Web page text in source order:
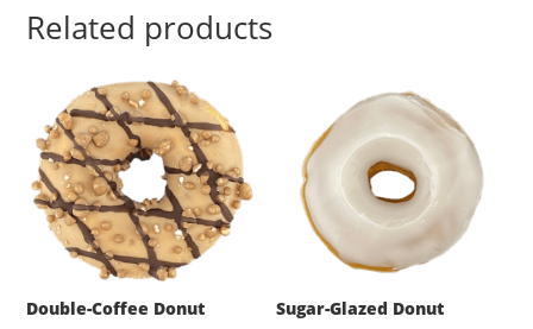
Related products
Double-Coffee Donut Sugar-Glazed Donut